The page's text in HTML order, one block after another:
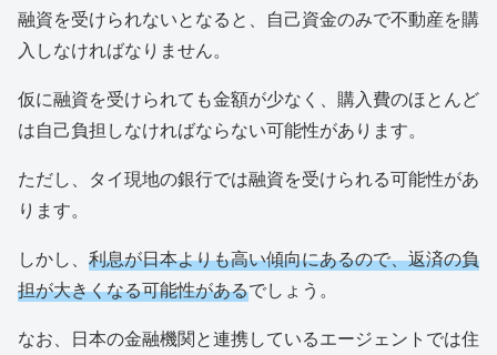
融資を受けられないとなると、自己資金のみで不動産を購
入しなければなりません。
仮に融資を受けられても金額が少なく、購入費のほとんど
は自己負担しなければならない可能性があります。
ただし、タイ現地の銀行では融資を受けられる可能性があ
ります。
しかし、 利息が日本よりも高い傾向にあるので、返済の負
担が大きくなる可能性があるでしょう。
なお、日本の金融機関と連携しているエージェントでは住